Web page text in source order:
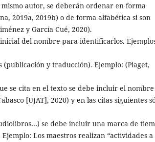
autor, se deberán ordenar en forma
2019a, 2019b) o de forma alfabética si son
y García Cué, 2020).
del nombre para identificarlos.
(publicación y traducción). Ejemplo: (Piaget,
se cita en el texto se debe incluir el nombre
[UJAT], 2020) y en las citas siguientes
se debe incluir una marca de
Los maestros realizan “actividades a